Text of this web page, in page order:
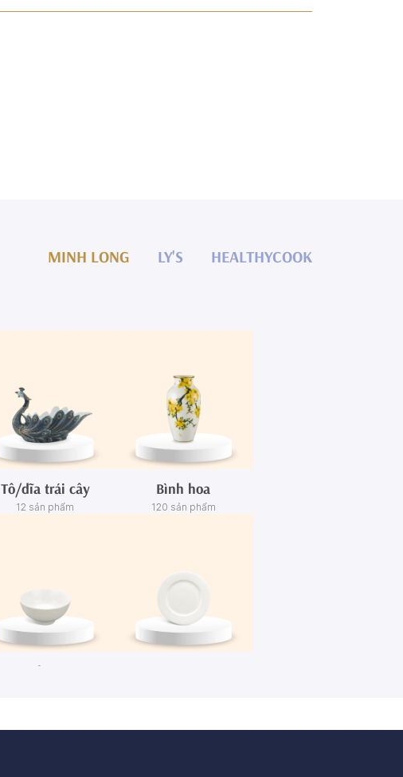
MINH LONG LY'S HEALTHYCOOK
Tô/dĩa trái cây
12 sản phẩm
Bình hoa
120 sản phẩm
Chén